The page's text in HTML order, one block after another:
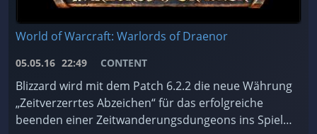
World of Warcraft: Warlords of Draenor
05.05.16 22:49 CONTENT
Blizzard wird mit dem Patch 6.2.2 die neue Währung
„Zeitverzerrtes Abzeichen“ für das erfolgreiche
beenden einer Zeitwanderungsdungeons ins Spiel